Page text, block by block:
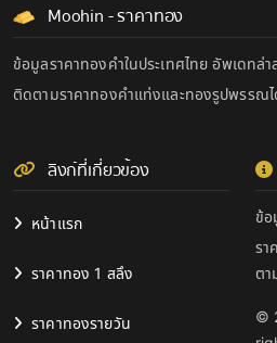
Moohin - ราคาทอง
ข้อมูลราคาทองคำในประเทศไทย อัพเดทล่
ติดตามราคาทองคำแท่งและทองรูปพรรณ
ลิงก์ที่เกี่ยวข้อง
หน้าแรก
ราคาทอง 1 สลึง
ราคาทองรายวัน
ข้อ
รา
ตา
©